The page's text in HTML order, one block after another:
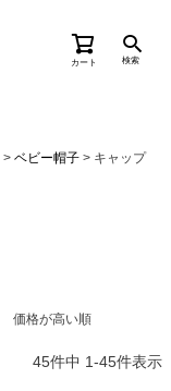
カート 検索
ベビー帽子 キャップ
価格が高い順
45件中 1-45件表示